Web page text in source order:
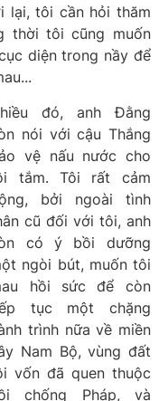
lại, tôi cần hỏi thăm
thời tôi cũng muốn
diện trong nầy để
đó, anh Đằng
nói với cậu Thắng
vệ nấu nước cho
tắm. Tôi rất cảm
bởi ngoài tình
cũ đối với tôi, anh
có ý bồi dưỡng
ngòi bút, muốn tôi
hồi sức để còn
tục một chặng
trình nữa về miền
Nam Bộ, vùng đất
vốn đã quen thuộc
chống Pháp, và